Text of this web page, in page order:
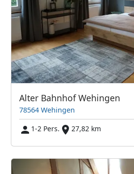
Alter Bahnhof Wehingen
78564 Wehingen
1-2 Pers.
27,82 km